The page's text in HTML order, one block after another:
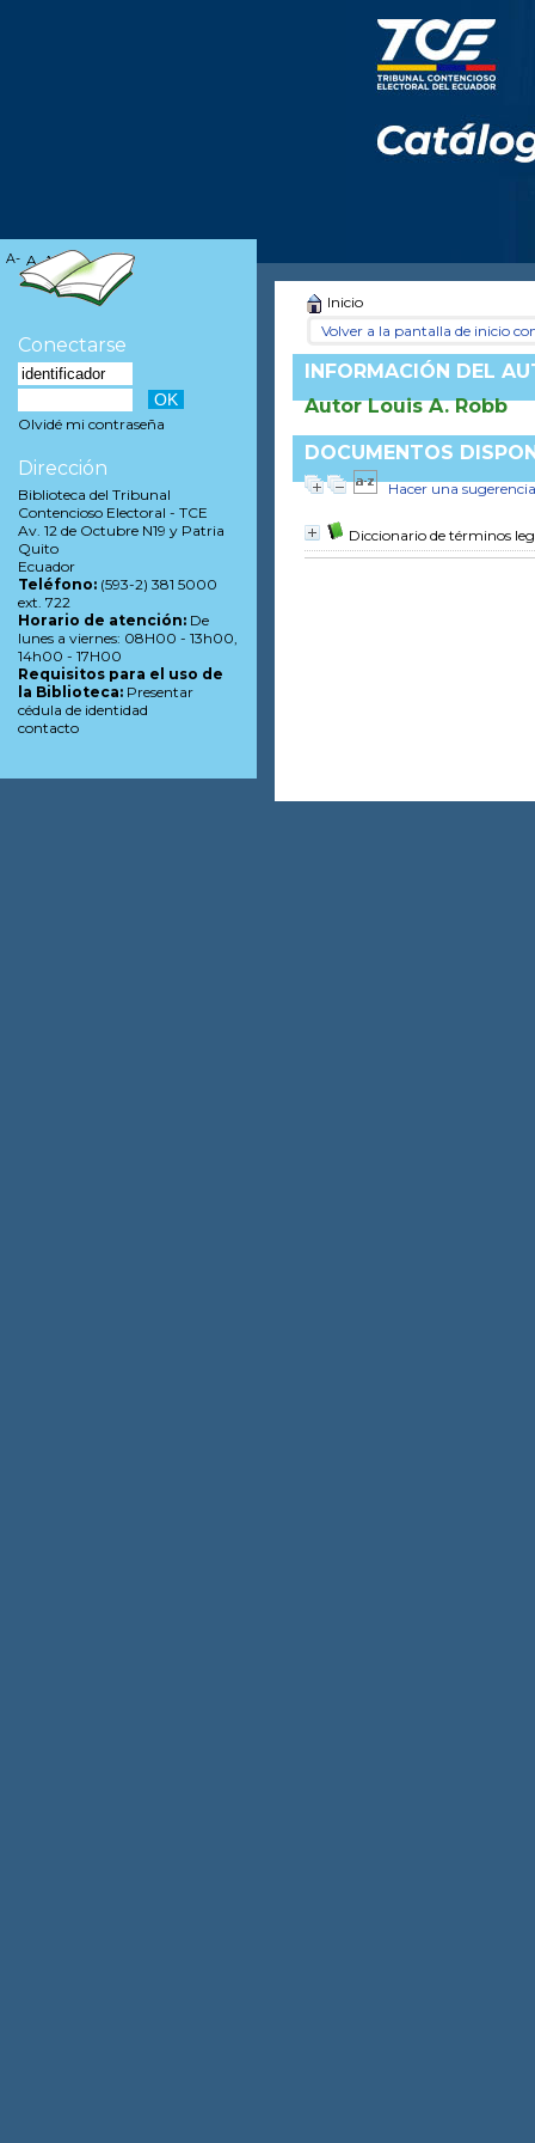
Inicio
Volver a la pantalla de inicio
INFORMACIÓN DEL
Autor Louis A. Robb
DOCUMENTOS
Hacer una sugerencia
Diccionario de términos
A- A A+
Conectarse
Olvidé mi contraseña
Dirección
Biblioteca del Tribunal
Contencioso Electoral - TCE
Av. 12 de Octubre N19 y Patria
Quito
Ecuador
Teléfono: (593-2) 381 5000
ext. 722
Horario de atención: De
lunes a viernes: 08H00 - 13h00,
14h00 - 17H00
Requisitos para el uso de
la Biblioteca: Presentar
cédula de identidad
contacto